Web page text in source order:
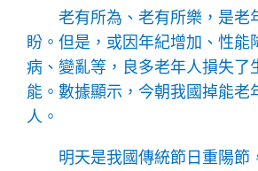
老有所為、老有所樂，是老
盼。但是，或因年紀增加、性能
病、變亂等，良多老年人損失了
能。數據顯示，今朝我國掉能老
人。
明天是我國傳統節日重陽節